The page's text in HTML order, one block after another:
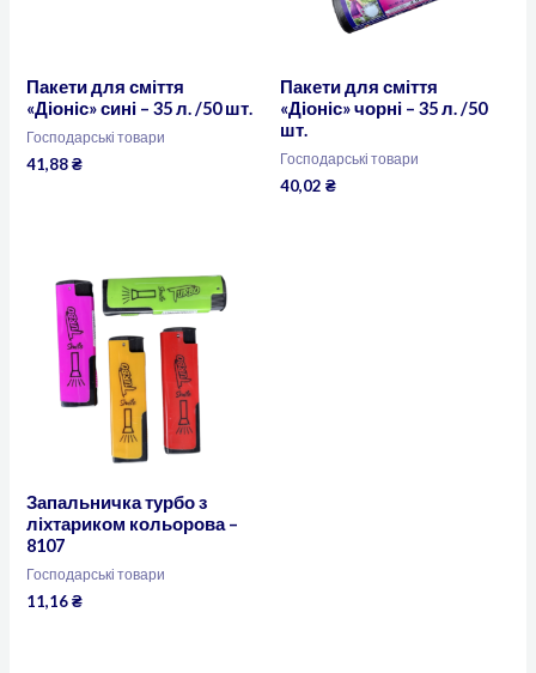
Пакети для сміття
«Діоніс» сині – 35 л. /50 шт.
Господарські товари
41,88₴
Пакети для сміття
«Діоніс» чорні – 35 л. /50
шт.
Господарські товари
40,02 ₴
Запальничка турбо з
ліхтариком кольорова –
8107
Господарські товари
11,16₴